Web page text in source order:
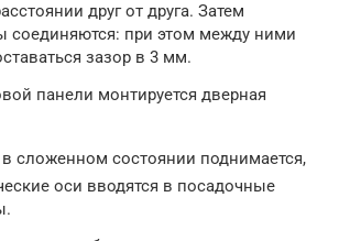
друг от друга. Затем
соединяются: при этом между ними
зазор в 3 мм.
панели монтируется дверная
сложенном состоянии поднимается,
оси вводятся в посадочные